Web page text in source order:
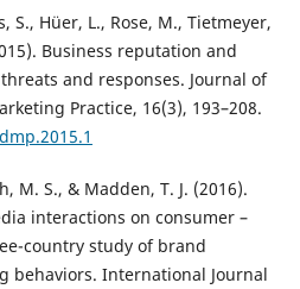
S., Hüer, L., Rose, M., Tietmeyer,
Business reputation and
and responses. Journal of
Practice, 16(3), 193–208.
M. S., & Madden, T. J. (2016).
interactions on consumer –
country study of brand
behaviors. International Journal